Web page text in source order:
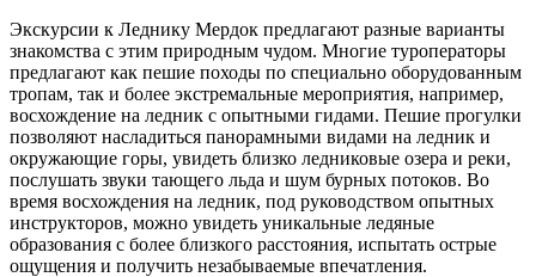
Экскурсии к Леднику Мердок предлагают разные варианты
знакомства с этим природным чудом. Многие туроператоры
предлагают как пешие походы по специально оборудованным
тропам, так и более экстремальные мероприятия, например,
восхождение на ледник с опытными гидами. Пешие прогулки
позволяют насладиться панорамными видами на ледник и
окружающие горы, увидеть близко ледниковые озера и реки,
послушать звуки тающего льда и шум бурных потоков. Во
время восхождения на ледник, под руководством опытных
инструкторов, можно увидеть уникальные ледяные
образования с более близкого расстояния, испытать острые
ощущения и получить незабываемые впечатления.